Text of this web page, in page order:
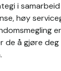
i samarbeid
høy
de å gjøre